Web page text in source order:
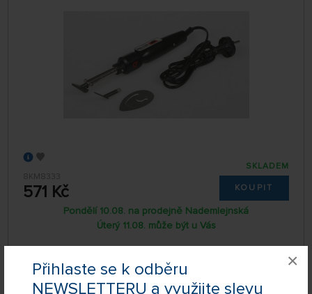
Přihlaste se k odběru
NEWSLETTERU a využijte slevu
×
8KM8333
571 Kč
SKLADEM
KOUPIT
Pondělí 10.08. na prodejně Nademlejnská
Úterý 11.08. může být u Vás
Žehlička 604-1 Profi